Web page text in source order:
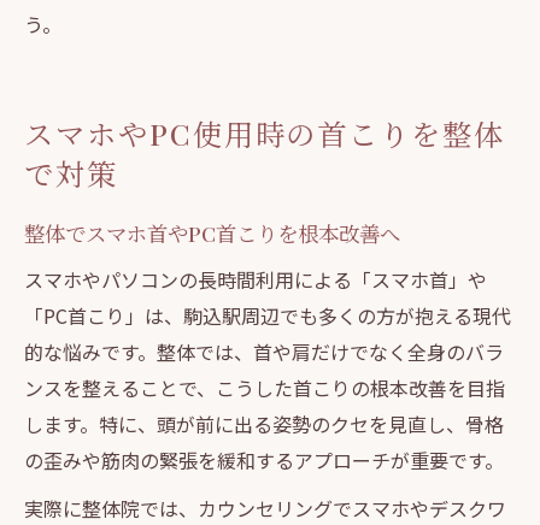
う。
スマホやPC使用時の首こりを整体
で対策
整体でスマホ首やPC首こりを根本改善へ
スマホやパソコンの長時間利用による「スマホ首」や
「PC首こり」は、駒込駅周辺でも多くの方が抱える現代
的な悩みです。整体では、首や肩だけでなく全身のバラ
ンスを整えることで、こうした首こりの根本改善を目指
します。特に、頭が前に出る姿勢のクセを見直し、骨格
の歪みや筋肉の緊張を緩和するアプローチが重要です。
実際に整体院では、カウンセリングでスマホやデスクワ